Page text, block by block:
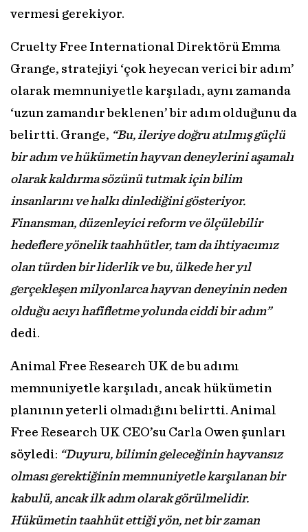
vermesi gerekiyor.
Cruelty Free International Direktörü Emma
Grange, stratejiyi ‘çok heyecan verici bir adım’
olarak memnuniyetle karşıladı, aynı zamanda
‘uzun zamandır beklenen’ bir adım olduğunu da
belirtti. Grange, “Bu, ileriye doğru atılmış güçlü
bir adım ve hükümetin hayvan deneylerini aşamalı
olarak kaldırma sözünü tutmak için bilim
insanlarını ve halkı dinlediğini gösteriyor.
Finansman, düzenleyici reform ve ölçülebilir
hedeflere yönelik taahhütler, tam da ihtiyacımız
olan türden bir liderlik ve bu, ülkede her yıl
gerçekleşen milyonlarca hayvan deneyinin neden
olduğu acıyı hafifletme yolunda ciddi bir adım”
dedi.
Animal Free Research UK de bu adımı
memnuniyetle karşıladı, ancak hükümetin
planının yeterli olmadığını belirtti. Animal
Free Research UK CEO’su Carla Owen şunları
söyledi: “Duyuru, bilimin geleceğinin hayvansız
olması gerektiğinin memnuniyetle karşılanan bir
kabulü, ancak ilk adım olarak görülmelidir.
Hükümetin taahhüt ettiği yön, net bir zaman